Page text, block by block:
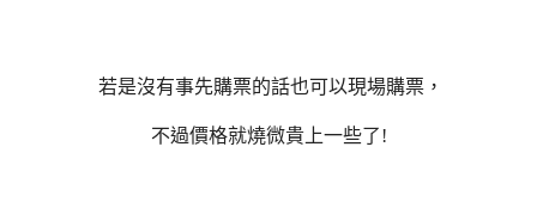
若是沒有事先購票的話也可以現場購票，
不過價格就燒微貴上一些了!